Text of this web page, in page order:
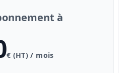
à
€ (HT) / mois